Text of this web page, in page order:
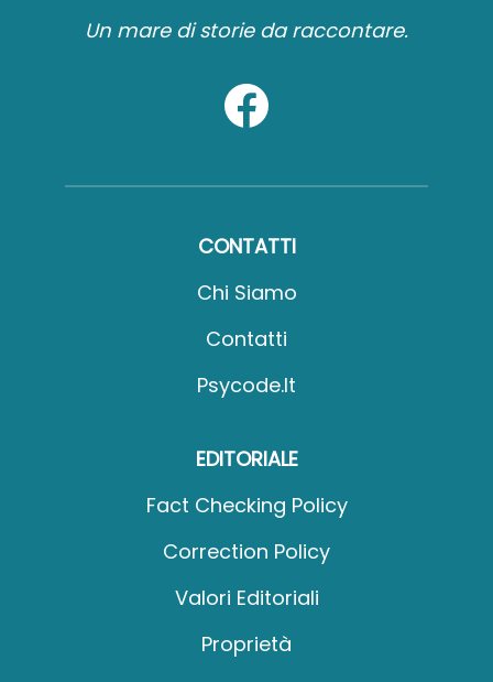
Un mare di storie da raccontare.
CONTATTI
Chi Siamo
Contatti
Psycode.it
EDITORIALE
Fact Checking Policy
Correction Policy
Valori Editoriali
Proprietà